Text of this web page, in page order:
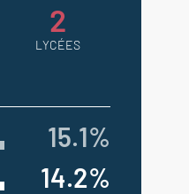
2
LYCÉES
15.1%
14.2%